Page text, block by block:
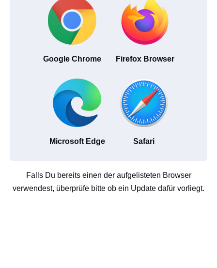
Google Chrome Firefox Browser
Microsoft Edge Safari
Falls Du bereits einen der aufgelisteten Browser
verwendest, überprüfe bitte ob ein Update dafür vorliegt.